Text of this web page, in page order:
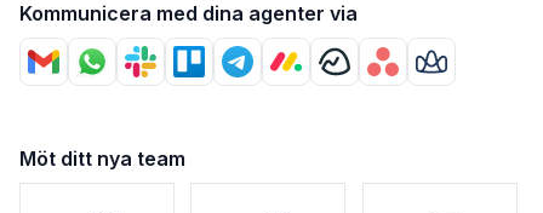
Kommunicera med dina agenter via
Möt ditt nya team